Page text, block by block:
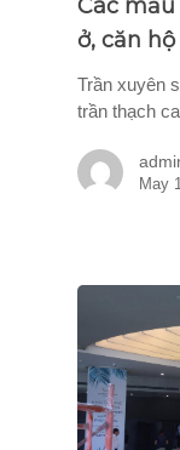
Các
ở, căn hộ
Trần xuyên
trần thạch
May